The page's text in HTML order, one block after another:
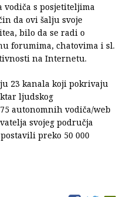
vodiča s posjetiteljima
da ovi šalju svoje
bilo da se radi o
forumima, chatovima i sl.
na Internetu.
23 kanala koji pokrivaju
ljudskog
autonomnih vodiča/web
svojeg područja
preko 50 000